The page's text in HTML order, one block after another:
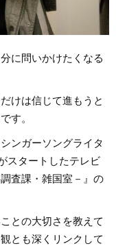
に問いかけたくなる
けは信じて進もうと
す。
ンガーソングライタ
スタートしたテレビ
査課・雑国室－』の
との大切さを教えて
とも深くリンクして